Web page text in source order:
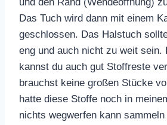
Das Tuch wird dann mit einem
geschlossen. Das Halstuch
eng und auch nicht zu weit sein.
kannst du auch gut Stoffreste
brauchst keine großen Stücke
hatte diese Stoffe noch in
nichts wegwerfen kann